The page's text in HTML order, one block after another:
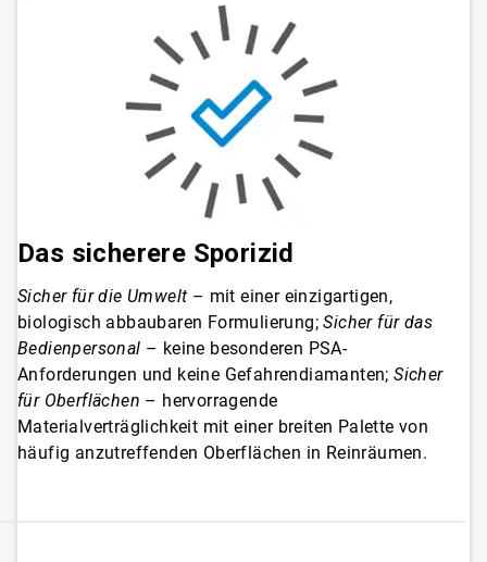
Das sicherere Sporizid
Sicher für die Umwelt – mit einer einzigartigen,
biologisch abbaubaren Formulierung;Sicher für das
Bedienpersonal – keine besonderen PSA-
Anforderungen und keine Gefahrendiamanten;Sicher
für Oberflächen – hervorragende
Materialverträglichkeit mit einer breiten Palette von
häufig anzutreffenden Oberflächen in Reinräumen.